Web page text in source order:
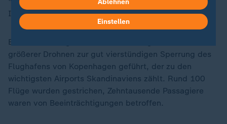
Infrastruktur". Wer dahintersteckt, ist noch unklar.
Erst vor drei Tagen hatte die Sichtung mehrerer
größerer Drohnen zur gut vierstündigen Sperrung des
Flughafens von Kopenhagen geführt, der zu den
wichtigsten Airports Skandinaviens zählt. Rund 100
Flüge wurden gestrichen, Zehntausende Passagiere
waren von Beeinträchtigungen betroffen.
Ablehnen
Einstellen